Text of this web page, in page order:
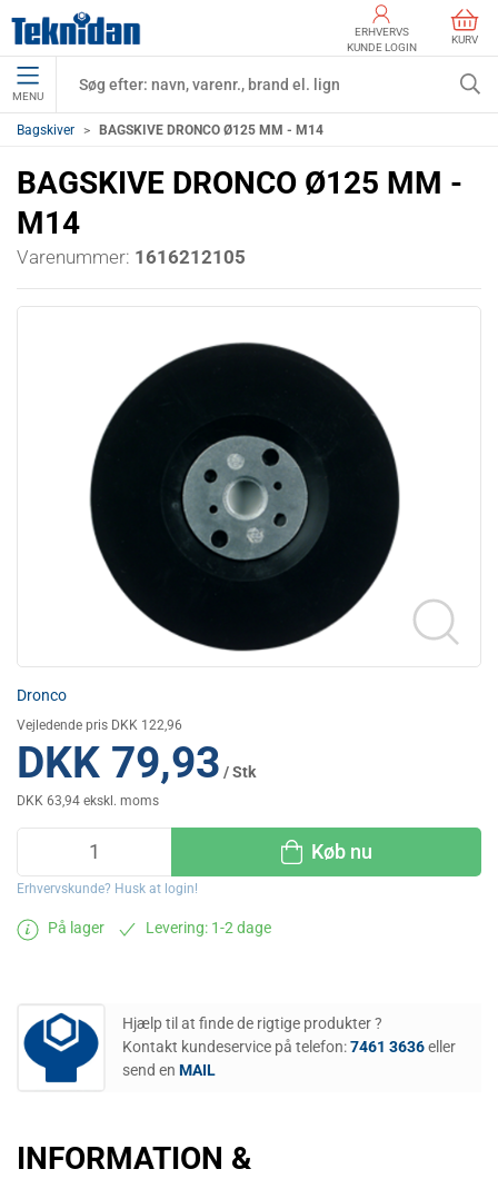
ERHVERVS
KUNDE LOGIN
KURV
MENU
Bagskiver BAGSKIVE DRONCO Ø125 MM - M14
BAGSKIVE DRONCO Ø125 MM -
M14
Varenummer: 1616212105
Dronco
Vejledende pris DKK 122,96
DKK 79,93 / Stk
DKK 63,94 ekskl. moms
Køb nu
Erhvervskunde? Husk at login!
På lager Levering: 1-2 dage
Hjælp til at finde de rigtige produkter ?
Kontakt kundeservice på telefon:7461 3636eller
send en MAIL
INFORMATION &